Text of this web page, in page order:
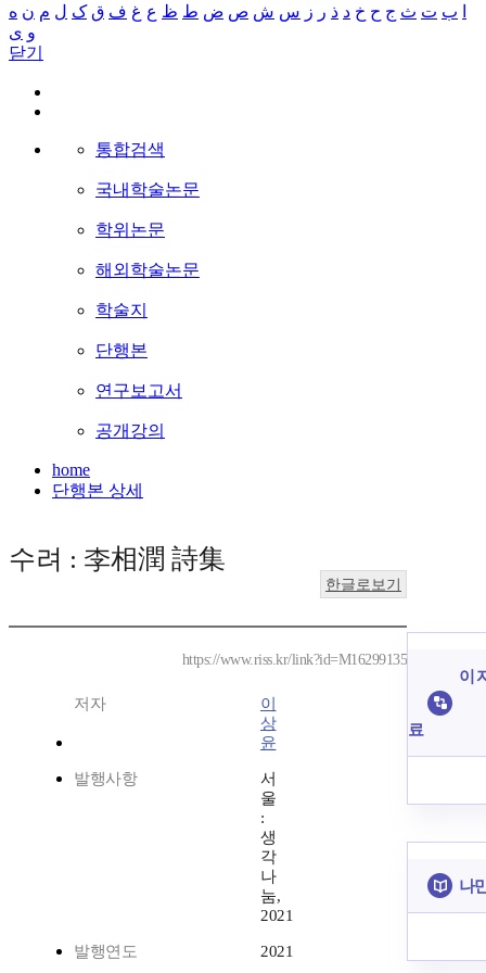
ب ت ث ج ح خ د ذ ر ز س ش ص ض ط ظ ع غ ف ق ک ل م ن ه
و ی
닫기
통합검색
국내학술논문
학위논문
해외학술논문
학술지
단행본
연구보고서
공개강의
home
단행본 상세
수려 : 李相潤 詩集
한글로보기
https://www.riss.kr/link?id=M16299135
저자
이
상
윤
발행사항
서
울
:
생
각
나
눔,
2021
발행연도 2021
이
료
나